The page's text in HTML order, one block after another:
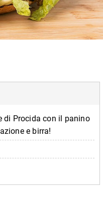
di Procida con il panino
e birra!